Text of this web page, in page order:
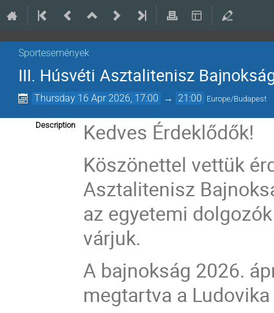
Sportesemények
III. Húsvéti Asztalitenisz
Thursday 16 Apr 2026, 17:00 → 21:00 Europe/Budapest
Description
Kedves Érdeklődők!
Köszönettel vettük
Asztalitenisz
az egyetemi
várjuk.
A bajnokság 2026.
megtartva a